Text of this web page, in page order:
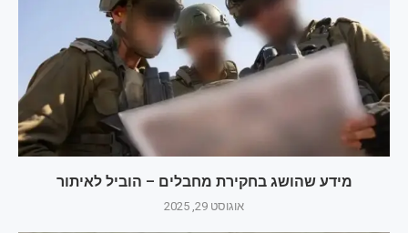
מידע שהושג בחקירת מחבלים – הוביל לאיתור
אוגוסט 29, 2025